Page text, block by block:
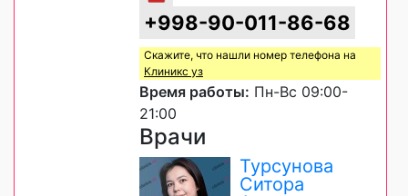
+998-90-011-86-68
Скажите, что нашли номер телефона на
Клиникс уз
Время работы: Пн-Вс 09:00-
21:00
Врачи
Турсунова
Ситора